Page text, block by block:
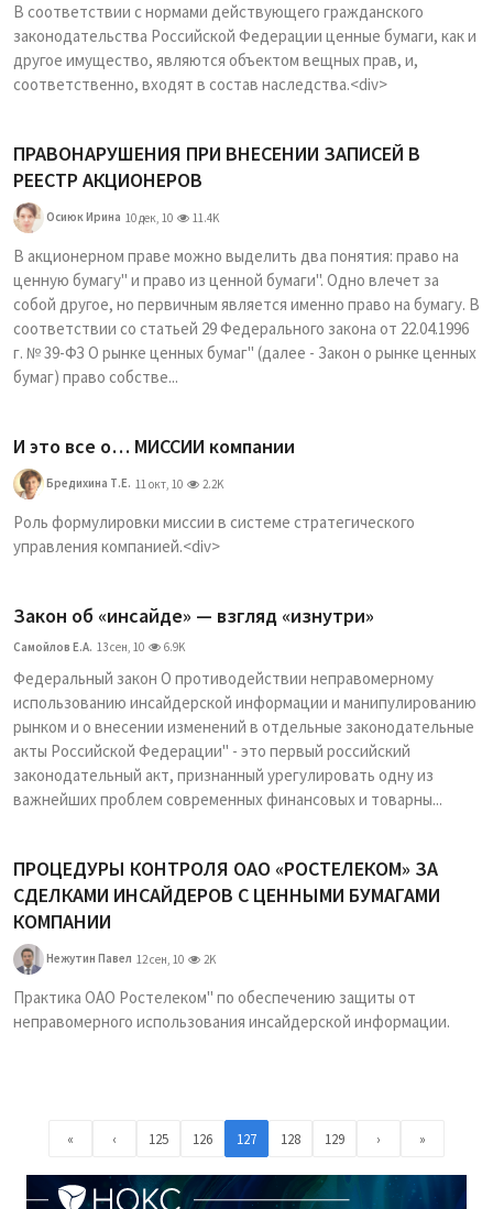
В соответствии с нормами действующего гражданского
законодательства Российской Федерации ценные бумаги, как и
другое имущество, являются объектом вещных прав, и,
соответственно, входят в состав наследства.<div>
ПРАВОНАРУШЕНИЯ ПРИ ВНЕСЕНИИ ЗАПИСЕЙ В
РЕЕСТР АКЦИОНЕРОВ
Осиюк Ирина 10 дек, 10 11.4K
В акционерном праве можно выделить два понятия: право на
ценную бумагу" и право из ценной бумаги". Одно влечет за
собой другое, но первичным является именно право на бумагу. В
соответствии со статьей 29 Федерального закона от 22.04.1996
г. № 39-ФЗ О рынке ценных бумаг" (далее - Закон о рынке ценных
бумаг) право собстве...
И это все о… МИССИИ компании
Бредихина Т.Е. 11 окт, 10 2.2K
Роль формулировки миссии в системе стратегического
управления компанией.<div>
Закон об «инсайде» — взгляд «изнутри»
Самойлов Е.А. 13 сен, 10 6.9K
Федеральный закон О противодействии неправомерному
использованию инсайдерской информации и манипулированию
рынком и о внесении изменений в отдельные законодательные
акты Российской Федерации" - это первый российский
законодательный акт, признанный урегулировать одну из
важнейших проблем современных финансовых и товарны...
ПРОЦЕДУРЫ КОНТРОЛЯ ОАО «РОСТЕЛЕКОМ» ЗА
СДЕЛКАМИ ИНСАЙДЕРОВ С ЦЕННЫМИ БУМАГАМИ
КОМПАНИИ
Нежутин Павел 12 сен, 10 2K
Практика ОАО Ростелеком" по обеспечению защиты от
неправомерного использования инсайдерской информации.
« ‹ 125 126 127 128 129 › »